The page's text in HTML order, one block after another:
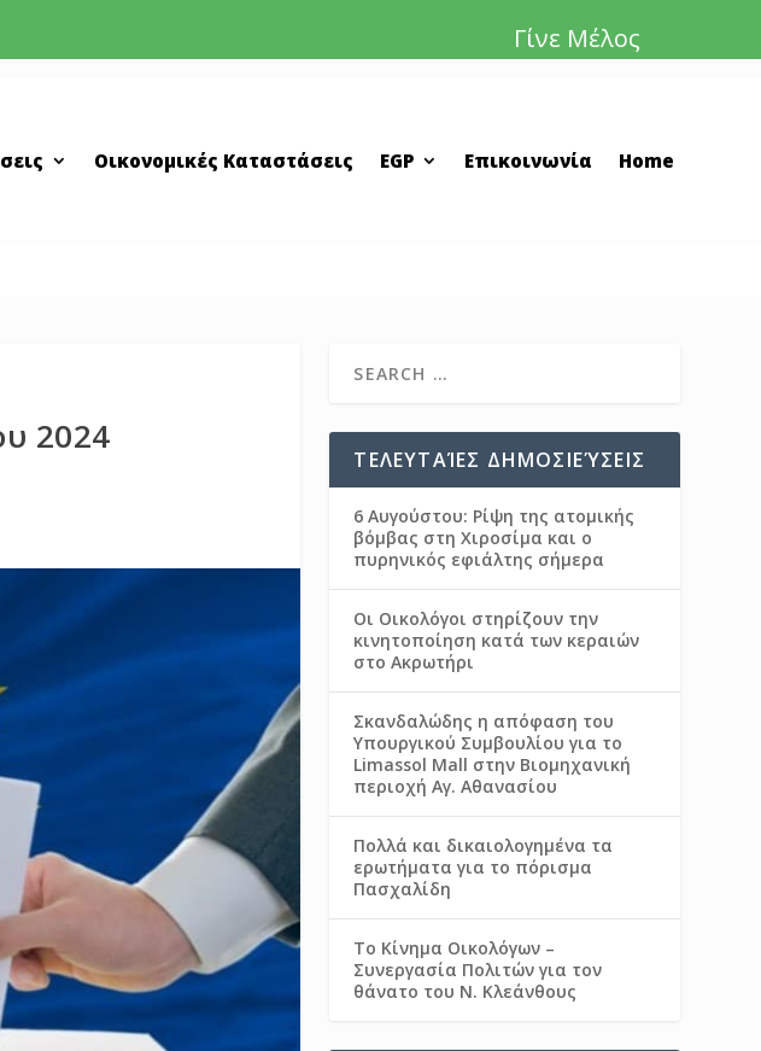
Γίνε Μέλος
Οικονομικές Καταστάσεις EGP Επικοινωνία Home
2024
ΤΕΛΕΥΤΑΊΕΣ ΔΗΜΟΣΙΕΎΣΕΙΣ
6 Αυγούστου: Ρίψη της ατομικής
βόμβας στη Χιροσίμα και ο
πυρηνικός εφιάλτης σήμερα
Οι Οικολόγοι στηρίζουν την
κινητοποίηση κατά των κεραιών
στο Ακρωτήρι
Σκανδαλώδης η απόφαση του
Υπουργικού Συμβουλίου για το
Limassol Mall στην Βιομηχανική
περιοχή Αγ. Αθανασίου
Πολλά και δικαιολογημένα τα
ερωτήματα για το πόρισμα
Πασχαλίδη
Το Κίνημα Οικολόγων –
Συνεργασία Πολιτών για τον
θάνατο του Ν. Κλεάνθους